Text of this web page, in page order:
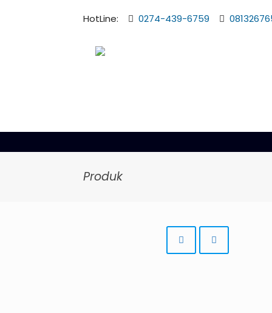
HotLine: 0274-439-6759
Produk